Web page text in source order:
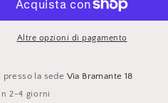
Labubu
Altre opzioni di pagamento
la sede Via Bramante 18
2-4 giorni